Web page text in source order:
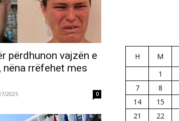
përdhunon vajzën e
rrëfehet mes
2025 0
H M
1
7
8
14
15
21
22